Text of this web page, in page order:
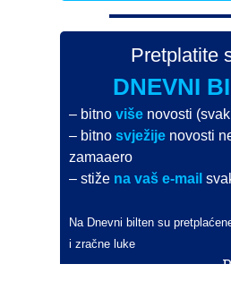
Pretplatite
DNEVNI
– bitnoviše novosti
– bitnosvježije novosti
zamaaero
– stiže na vaš e-mail
Na Dnevni bilten su
i zračne luke